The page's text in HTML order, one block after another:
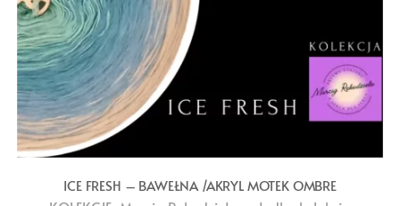
ICE FRESH – BAWEŁNA /AKRYL MOTEK OMBRE